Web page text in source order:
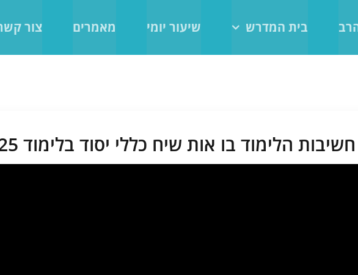
בית המדרש שיעור יומי מאמרים צור
הלימוד בו אות שיח כללי יסוד בלימוד 22.10.25